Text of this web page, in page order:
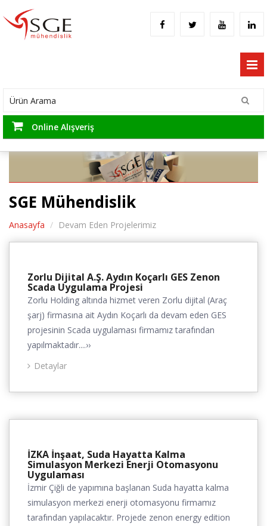
Online Alışveriş
SGE Mühendislik
Anasayfa Devam Eden Projelerimiz
Zorlu Dijital A.Ş. Aydın Koçarlı GES Zenon
Scada Uygulama Projesi
Zorlu Holding altında hizmet veren Zorlu dijital (Araç
şarj) firmasına ait Aydın Koçarlı da devam eden GES
projesinin Scada uygulaması firmamız tarafından
yapılmaktadır....››
Detaylar
İZKA İnşaat, Suda Hayatta Kalma
Simulasyon Merkezi Enerji Otomasyonu
Uygulaması
İzmir Çiğli de yapımına başlanan Suda hayatta kalma
simulasyon merkezi enerji otomasyonu firmamız
tarafından yapılacaktır. Projede zenon energy edition